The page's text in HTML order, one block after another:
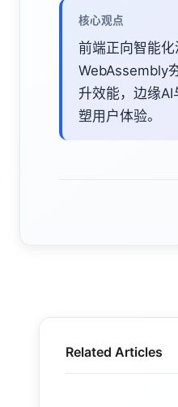
核心观点
前端正向智能
WebAssembly
升效能，边缘
塑用户体验。
Related Articles